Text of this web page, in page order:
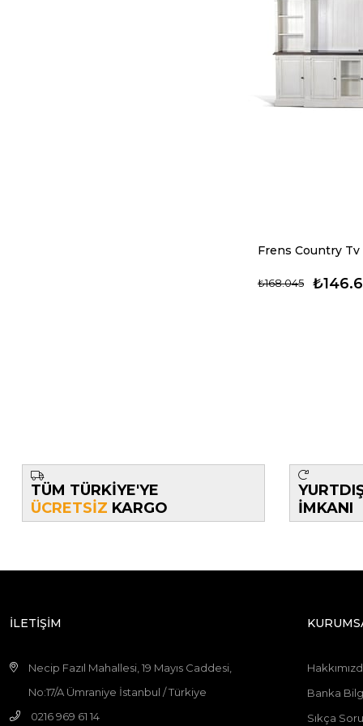
Frens Country
₺168.045
TÜM TÜRKİYE'YE
ÜCRETSİZ KARGO
İMKANI
İLETİŞİM
Necip Fazıl Mahallesi, 19 Mayıs Caddesi,
No:17/A Ümraniye İstanbul / Türkiye
0216 969 61 14
Banka
Sıkça